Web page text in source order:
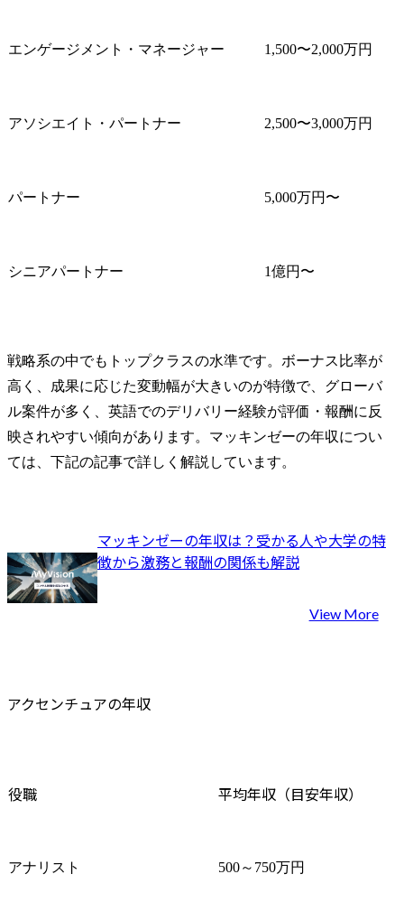
エンゲージメント・マネージャー 1,500〜2,000万円
アソシエイト・パートナー 2,500〜3,000万円
パートナー 5,000万円〜
シニアパートナー 1億円〜
戦略系の中でもトップクラスの水準です。ボーナス比率が
高く、成果に応じた変動幅が大きいのが特徴で、グローバ
ル案件が多く、英語でのデリバリー経験が評価・報酬に反
映されやすい傾向があります。マッキンゼーの年収につい
ては、下記の記事で詳しく解説しています。
マッキンゼーの年収は？受かる人や大学の特
徴から激務と報酬の関係も解説
View More
アクセンチュアの年収
役職 平均年収（目安年収）
アナリスト 500～750万円